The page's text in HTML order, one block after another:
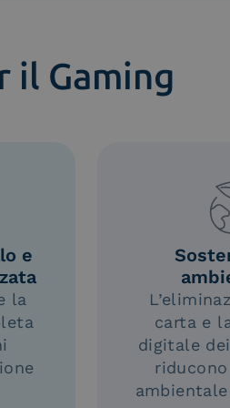
il Gaming
e
la
carta e
digitale